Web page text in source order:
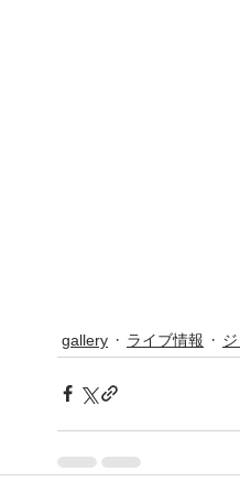
gallery ライブ情報